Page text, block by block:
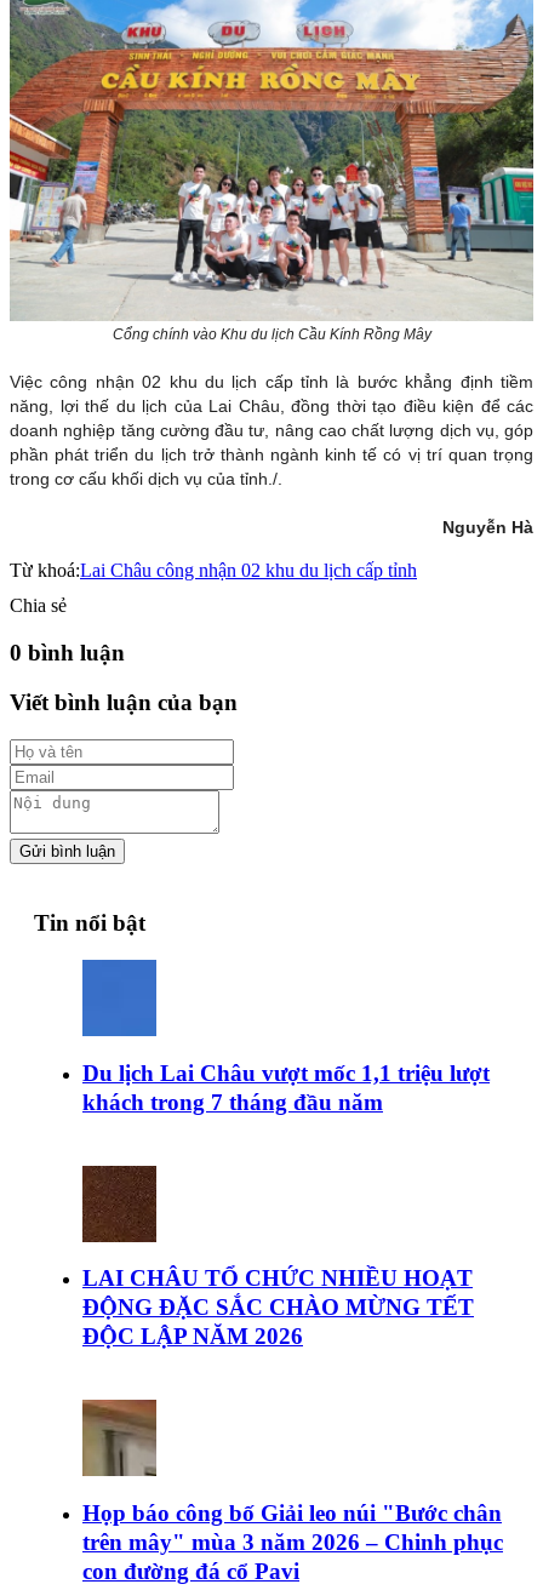
Cổng chính vào Khu du lịch Cầu Kính Rồng Mây
Việc công nhận 02 khu du lịch cấp tỉnh là bước khẳng định tiềm
năng, lợi thế du lịch của Lai Châu, đồng thời tạo điều kiện để các
doanh nghiệp tăng cường đầu tư, nâng cao chất lượng dịch vụ, góp
phần phát triển du lịch trở thành ngành kinh tế có vị trí quan trọng
trong cơ cấu khối dịch vụ của tỉnh./.
Nguyễn Hà
Từ khoá:Lai Châu công nhận 02 khu du lịch cấp tỉnh
Chia sẻ
0 bình luận
Viết bình luận của bạn
Gửi bình luận
Tin nổi bật
Du lịch Lai Châu vượt mốc 1,1 triệu lượt
khách trong 7 tháng đầu năm
LAI CHÂU TỔ CHỨC NHIỀU HOẠT
ĐỘNG ĐẶC SẮC CHÀO MỪNG TẾT
ĐỘC LẬP NĂM 2026
Họp báo công bố Giải leo núi "Bước chân
trên mây" mùa 3 năm 2026 – Chinh phục
con đường đá cổ Pavi